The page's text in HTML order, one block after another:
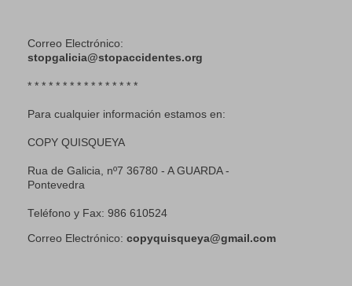
Correo Electrónico:
stopgalicia@stopaccidentes.org
* * * * * * * * * * * * * * * *
Para cualquier información estamos en:
COPY QUISQUEYA
Rua de Galicia, nº7 36780 - A GUARDA -
Pontevedra
Teléfono y Fax: 986 610524
Correo Electrónico: copyquisqueya@gmail.com